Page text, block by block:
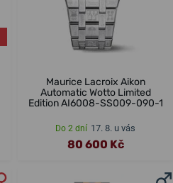
Maurice Lacroix Aikon
Automatic Wotto Limited
Edition AI6008-SS009-090-1
Do 2 dní 17. 8. u vás
80 600 Kč